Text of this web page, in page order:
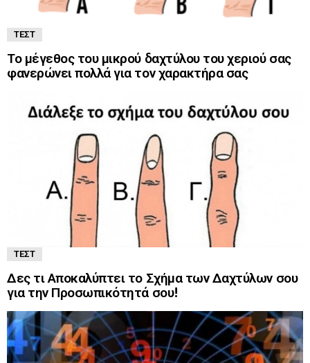
ΤΕΣΤ
Το μέγεθος του μικρού δαχτύλου του χεριού σας
φανερώνει πολλά για τον χαρακτήρα σας
ΤΕΣΤ
Δες τι Αποκαλύπτει το Σχήμα των Δαχτύλων σου
για την Προσωπικότητά σου!